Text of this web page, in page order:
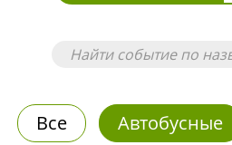
Все Автобусные